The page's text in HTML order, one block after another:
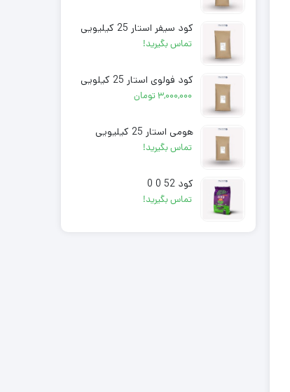
کود سیفر استار 25 کیلیویی
تماس بگیرید!
کود فولوی استار 25 کیلویی
۳,۰۰۰,۰۰۰ تومان
هومی استار 25 کیلیویی
تماس بگیرید!
کود 52 0 0
تماس بگیرید!